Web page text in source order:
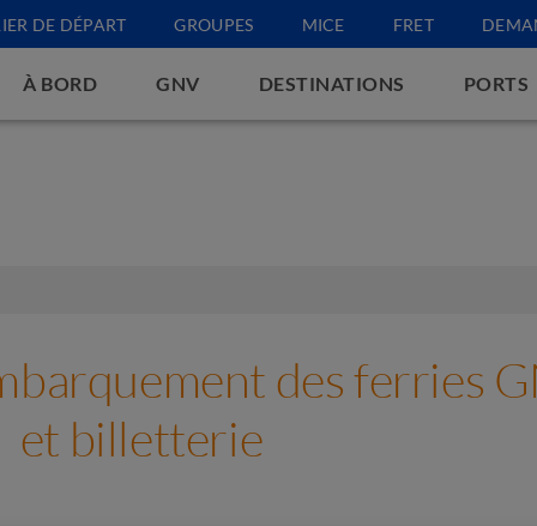
DE DÉPART GROUPES MICE FRET
À BORD GNV DESTINATIONS PORTS
des ferries
et billetterie